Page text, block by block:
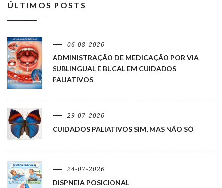
ÚLTIMOS POSTS
06-08-2026
ADMINISTRAÇÃO DE MEDICAÇÃO POR VIA
SUBLINGUAL E BUCAL EM CUIDADOS
PALIATIVOS
29-07-2026
CUIDADOS PALIATIVOS SIM, MAS NÃO SÓ
24-07-2026
DISPNEIA POSICIONAL